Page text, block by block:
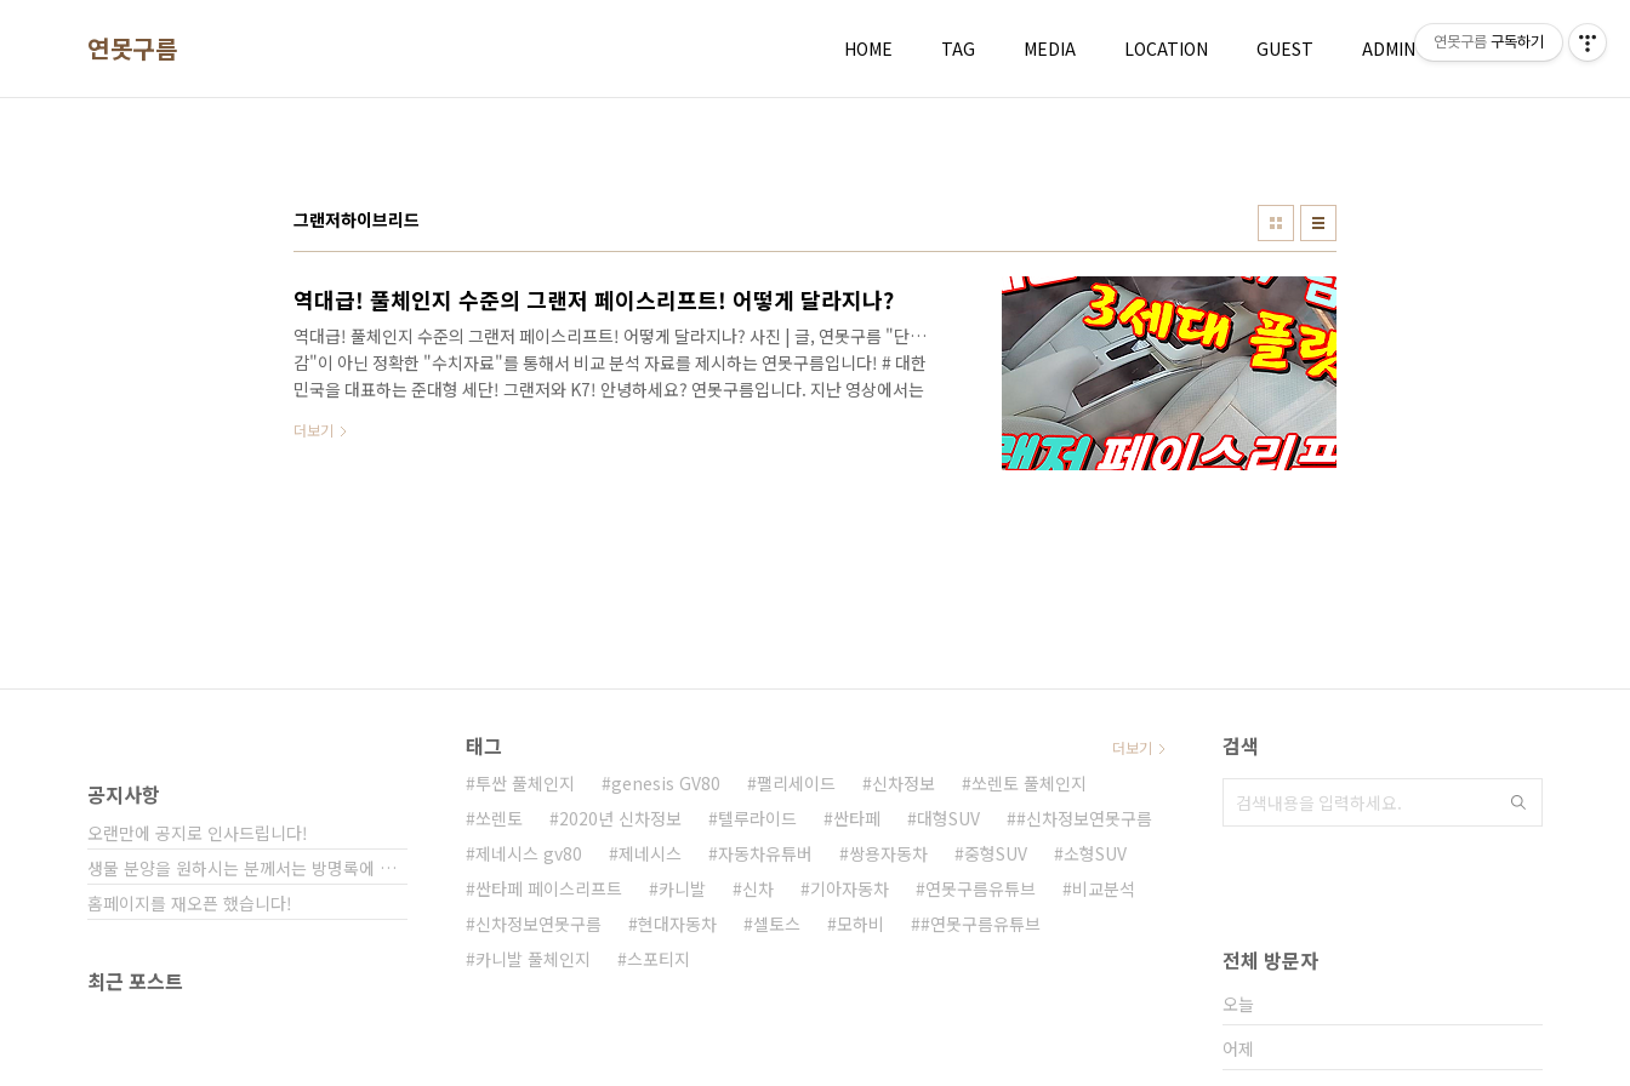
연못구름 HOME TAG MEDIA LOCATION GUEST ADMIN WRITE
그랜저하이브리드
역대급! 풀체인지 수준의 그랜저 페이스리프트! 어떻게 달라지나?
역대급! 풀체인지 수준의 그랜저 페이스리프트! 어떻게 달라지나? 사진 | 글, 연못구름 "단순
감"이 아닌 정확한 "수치자료"를 통해서 비교 분석 자료를 제시하는 연못구름입니다! # 대한
민국을 대표하는 준대형 세단! 그랜저와 K7! 안녕하세요? 연못구름입니다. 지난 영상에서는
수백건이 넘는 댓글과 반응을 볼 수 있었습니다. # 관련 영상! 한마디로 대한민국 준대형 세단
더보기
공지사항
오랜만에 공지로 인사드립니다!
생물 분양을 원하시는 분께서는 방명록에 비밀글⋯
홈페이지를 재오픈 했습니다!
최근 포스트
태그
투싼 풀체인지 genesis GV80 팰리세이드 신차정보
쏘렌토 풀체인지
쏘렌토
2020년 신차정보 텔루라이드 싼타페 대형SUV
#신차정보연못구름
제네시스 gv80
제네시스 자동차유튜버 쌍용자동차 중형SUV
소형SUV
싼타페 페이스리프트
카니발 신차 기아자동차 연못구름유튜브
비교분석
신차정보연못구름
현대자동차 셀토스 모하비
#연못구름유튜브
카니발 풀체인지
스포티지
더보기 검색
전체 방문자
오늘
어제
연못구름 구독하기